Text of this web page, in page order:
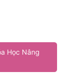
Học Nâng